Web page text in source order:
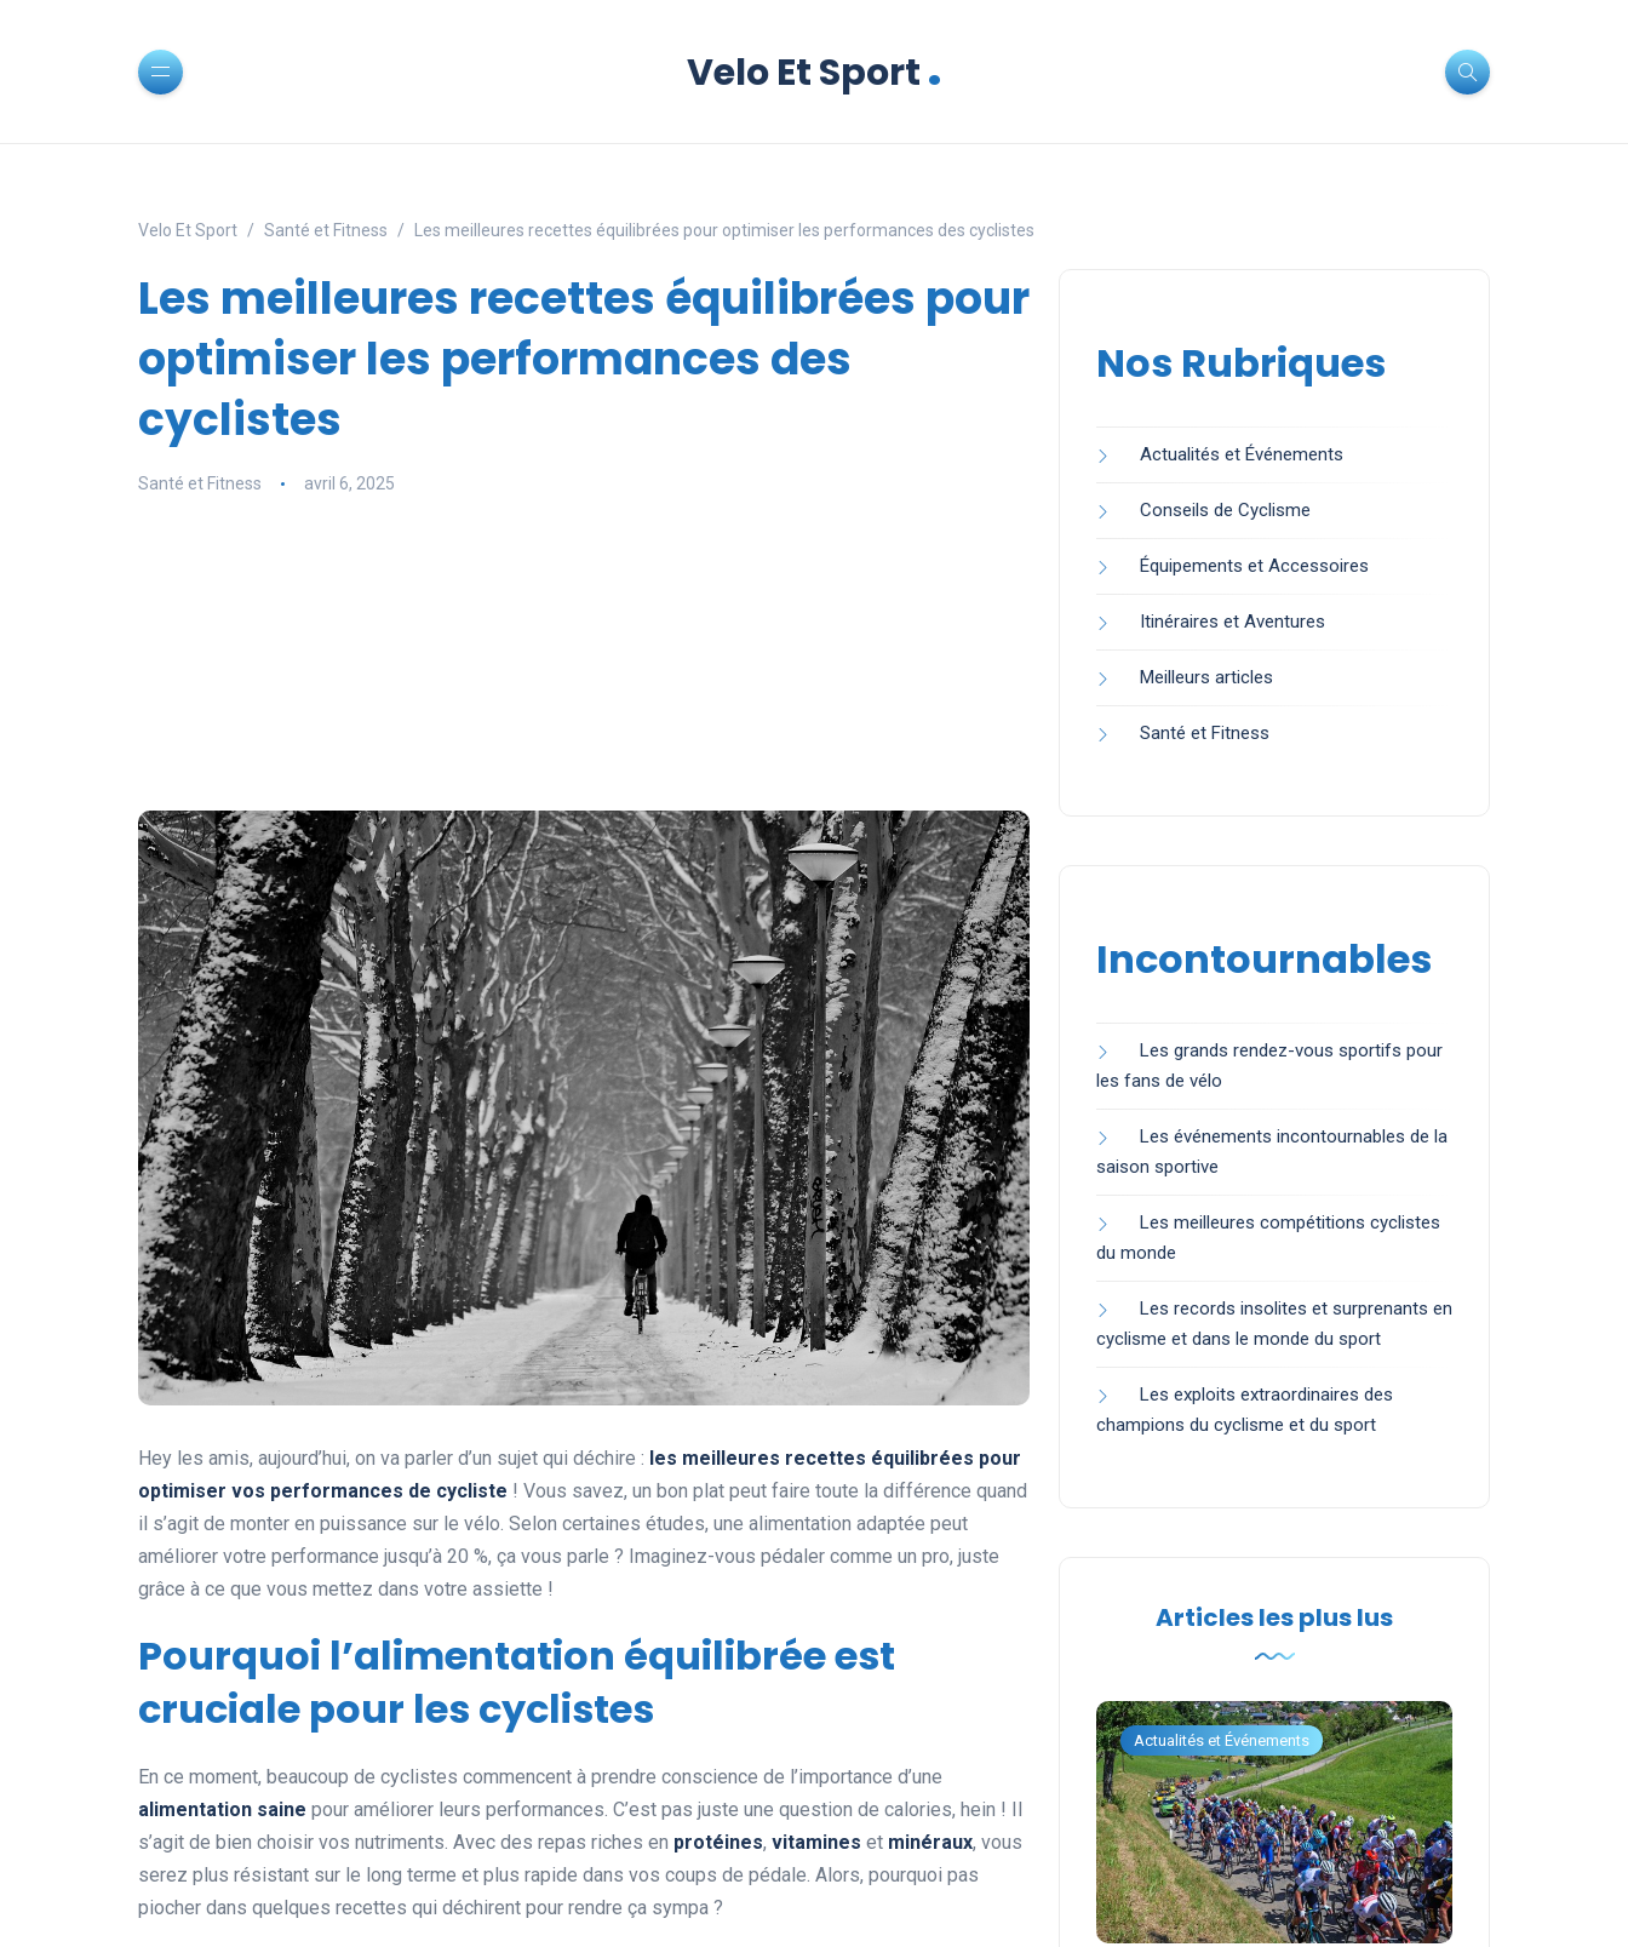
Velo Et Sport.
Velo Et Sport Santé et Fitness Les meilleures recettes équilibrées pour optimiser les performances des cyclistes
Les meilleures recettes équilibrées pour
optimiser les performances des
cyclistes
Santé et Fitness avril 6, 2025
Hey les amis, aujourd’hui, on va parler d’un sujet qui déchire : les meilleures recettes équilibrées pour
optimiser vos performances de cycliste ! Vous savez, un bon plat peut faire toute la différence quand
il s’agit de monter en puissance sur le vélo. Selon certaines études, une alimentation adaptée peut
améliorer votre performance jusqu’à 20 %, ça vous parle ? Imaginez-vous pédaler comme un pro, juste
grâce à ce que vous mettez dans votre assiette !
Pourquoi l’alimentation équilibrée est
cruciale pour les cyclistes
En ce moment, beaucoup de cyclistes commencent à prendre conscience de l’importance d’une
alimentation saine pour améliorer leurs performances. C’est pas juste une question de calories, hein ! Il
s’agit de bien choisir vos nutriments. Avec des repas riches en protéines, vitamines et minéraux, vous
serez plus résistant sur le long terme et plus rapide dans vos coups de pédale. Alors, pourquoi pas
piocher dans quelques recettes qui déchirent pour rendre ça sympa ?
Nos Rubriques
Actualités et Événements
Conseils de Cyclisme
Équipements et Accessoires
Itinéraires et Aventures
Meilleurs articles
Santé et Fitness
Incontournables
Les grands rendez-vous sportifs pour
les fans de vélo
Les événements incontournables de la
saison sportive
Les meilleures compétitions cyclistes
du monde
Les records insolites et surprenants en
cyclisme et dans le monde du sport
Les exploits extraordinaires des
champions du cyclisme et du sport
Articles les plus lus
Actualités et Événements